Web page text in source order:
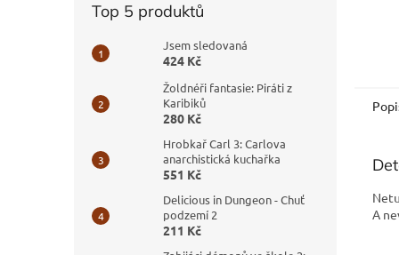
Top 5 produktů
Jsem sledovaná
424 Kč
Žoldnéři fantasie: Piráti z
Karibiků
280 Kč
Hrobkař Carl 3: Carlova
anarchistická kuchařka
551 Kč
Delicious in Dungeon - Chuť
podzemí 2
211 Kč
A